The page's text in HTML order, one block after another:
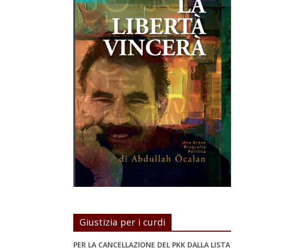
Giustizia per i curdi
PER LA CANCELLAZIONE DEL PKK DALLA LISTA